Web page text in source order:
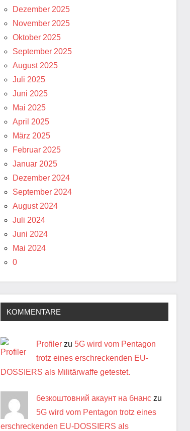
Dezember 2025
November 2025
Oktober 2025
September 2025
August 2025
Juli 2025
Juni 2025
Mai 2025
April 2025
März 2025
Februar 2025
Januar 2025
Dezember 2024
September 2024
August 2024
Juli 2024
Juni 2024
Mai 2024
0
KOMMENTARE
Profiler zu 5G wird vom Pentagon
trotz eines erschreckenden EU-
DOSSIERS als Militärwaffe getestet.
безкоштовний акаунт на бнанс zu
5G wird vom Pentagon trotz eines
erschreckenden EU-DOSSIERS als